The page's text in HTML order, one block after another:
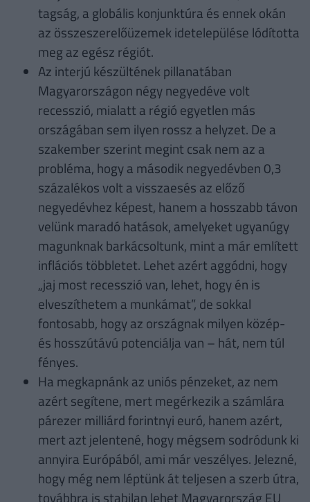
tagság, a globális konjunktúra és ennek okán
az összeszerelőüzemek idetelepülése lódította
meg az egész régiót.
Az interjú készültének pillanatában
Magyarországon négy negyedéve volt
recesszió, mialatt a régió egyetlen más
országában sem ilyen rossz a helyzet. De a
szakember szerint megint csak nem az a
probléma, hogy a második negyedévben 0,3
százalékos volt a visszaesés az előző
negyedévhez képest, hanem a hosszabb távon
velünk maradó hatások, amelyeket ugyanúgy
magunknak barkácsoltunk, mint a már említett
inflációs többletet. Lehet azért aggódni, hogy
„jaj most recesszió van, lehet, hogy én is
elveszíthetem a munkámat”, de sokkal
fontosabb, hogy az országnak milyen közép-
és hosszútávú potenciálja van – hát, nem túl
fényes.
Ha megkapnánk az uniós pénzeket, az nem
azért segítene, mert megérkezik a számlára
párezer milliárd forintnyi euró, hanem azért,
mert azt jelentené, hogy mégsem sodródunk ki
annyira Európából, ami már veszélyes. Jelezné,
hogy még nem léptünk át teljesen a szerb útra,
továbbra is stabilan lehet Magyarország EU